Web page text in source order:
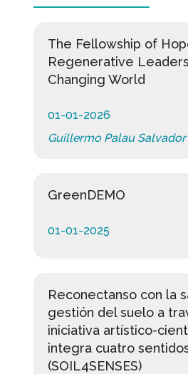
The Fellowship of
Regenerative
Changing World
01-01-2026
Guillermo Palau Salvador
GreenDEMO
01-01-2025
Reconectanso con la
gestión del suelo a
iniciativa artístico-
integra cuatro
(SOIL4SENSES)